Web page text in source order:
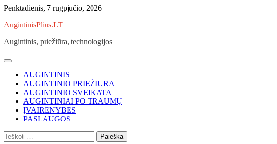
Skip
content
Penktadienis, 7 rugpjūčio, 2026
AugintinisPlius.LT
Augintinis, priežiūra, technologijos
AUGINTINIS
AUGINTINIO PRIEŽIŪRA
AUGINTINIO SVEIKATA
AUGINTINIAI PO TRAUMŲ
ĮVAIRENYBĖS
PASLAUGOS
Ieškoti: